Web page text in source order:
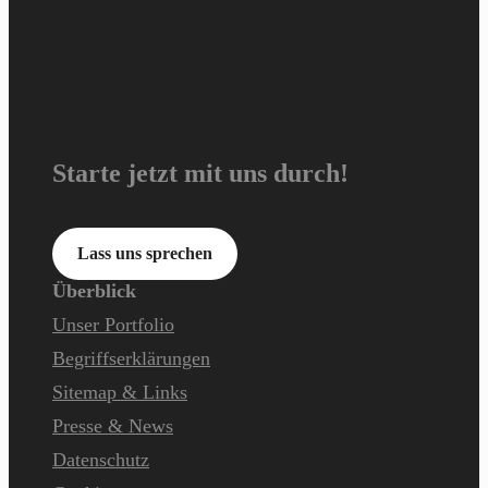
Starte jetzt mit uns durch!
Lass uns sprechen
Überblick
Unser Portfolio
Begriffserklärungen
Sitemap & Links
Presse & News
Datenschutz